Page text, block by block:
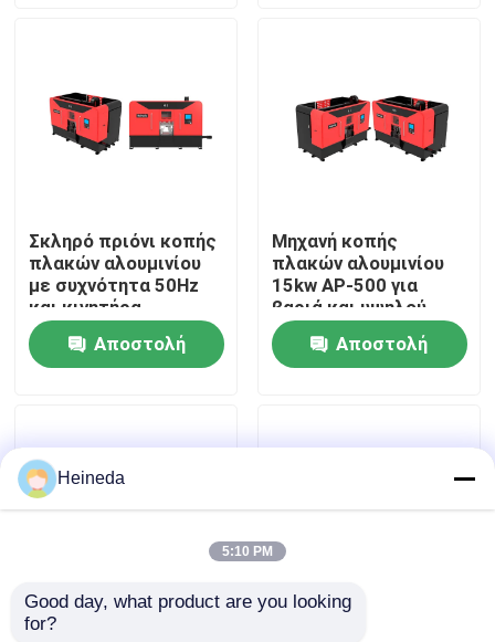
Περίπου εμείς
Ποιοτικός έλεγχος
Μας ελάτε σε επαφή με
Ζητήστε ένα απόσπασμα
CNC πριόνια ζωνών
Σκληρό πριόνι κοπής
πλακών αλουμινίου
με συχνότητα 50Hz
και κινητήρα
κυψελών 25kw
Αποστολή
Μηχανή κοπής
πλακών αλουμινίου
15kw AP-500 για
βαριά και υψηλού
όγκου κοπή
Αποστολή
36kw Αλουμινίου
Heineda
5:10 PM
Good day, what product are you looking
for?